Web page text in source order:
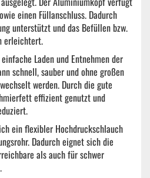
einen Füllanschluss. Dadurch
unterstützt und das Befüllen bzw.
erleichtert.
Laden und Entnehmen der
schnell, sauber und ohne großen
werden. Durch die gute
effizient genutzt und
ein flexibler Hochdruckschlauch
Dadurch eignet sich die
als auch für schwer